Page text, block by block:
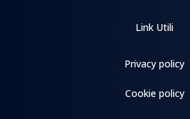
Link Utili
Privacy policy
Cookie policy